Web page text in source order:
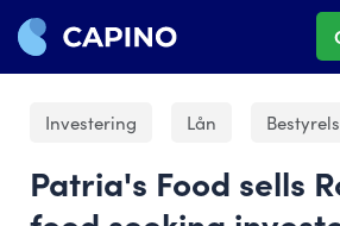
Investering Lån
Patria's Food sells